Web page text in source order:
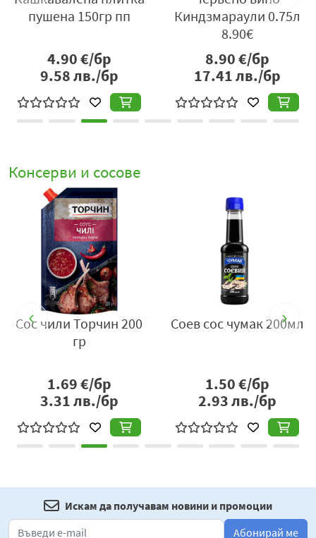
пушена 150гр пп
4.90€/бр
9.58лв./бр
Киндзмараули 0.75л
8.90€
8.90€/бр
17.41лв./бр
Консерви и сосове
Сос чили Торчин 200
гр
1.69€/бр
3.31лв./бр
Соев сос чумак 200мл
1.50€/бр
2.93лв./бр
Искам да получавам новини и промоции
Абонирай ме